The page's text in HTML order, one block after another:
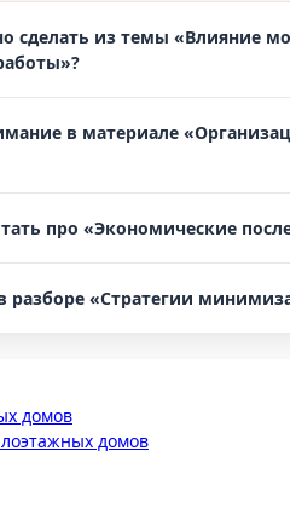
сделать из темы «Влияние
в материале
про «Экономические
разборе «Стратегии
домов
домов